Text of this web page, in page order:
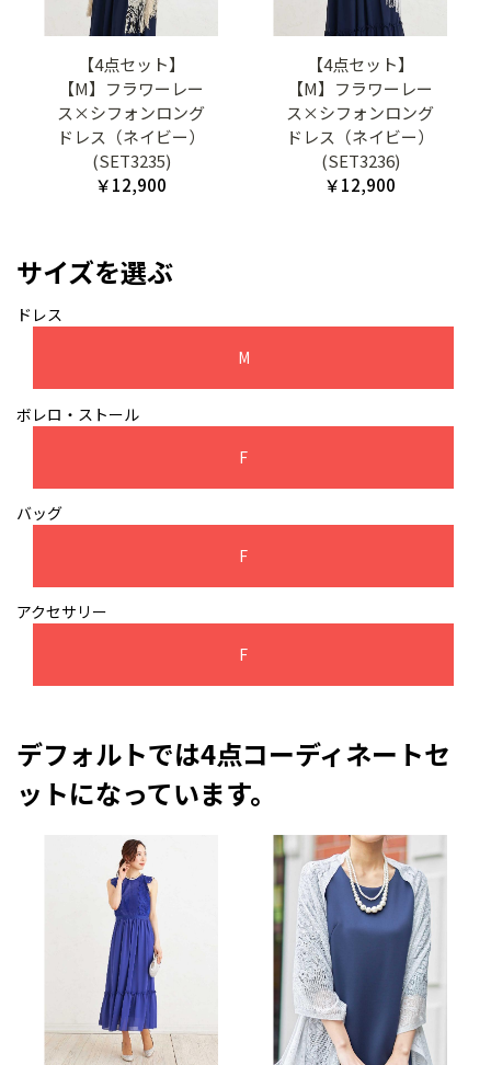
【4点セット】
【M】フラワーレー
ス×シフォンロング
ドレス（ネイビー）
(SET3235)
￥12,900
【4点セット】
【M】フラワーレー
ス×シフォンロング
ドレス（ネイビー）
(SET3236)
￥12,900
サイズを選ぶ
ドレス
M
ボレロ・ストール
F
バッグ
F
アクセサリー
F
デフォルトでは4点コーディネートセ
ットになっています。